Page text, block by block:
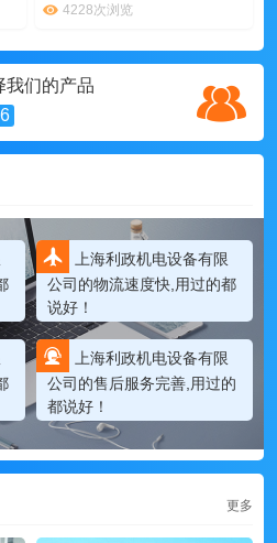
4228次浏览
我们的产品
上海利政机电设备有限
公司的物流速度快,用过的都
说好！
上海利政机电设备有限
公司的售后服务完善,用过的
都说好！
更多